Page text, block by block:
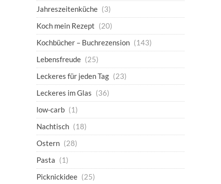
Jahreszeitenküche (3)
Koch mein Rezept (20)
Kochbücher – Buchrezension (143)
Lebensfreude (25)
Leckeres für jeden Tag (23)
Leckeres im Glas (36)
low-carb (1)
Nachtisch (18)
Ostern (28)
Pasta (1)
Picknickidee (25)